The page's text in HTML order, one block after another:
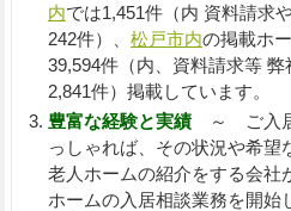
内では1,451件（内 資料請求
242件）、 松戸市内の掲載ホ
39,594件（内、資料請求等
2,841件）掲載しています。
豊富な経験と実績～ ご入居
っしゃれば、その状況や希望
老人ホームの紹介をする会社
ホームの入居相談業務を開始